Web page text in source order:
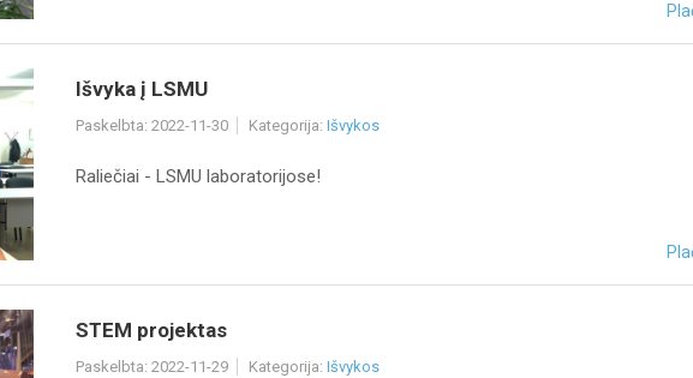
Išvyka į LSMU
Paskelbta: 2022-11-30 Kategorija: Išvykos
Raliečiai - LSMU laboratorijose!
STEM projektas
Paskelbta: 2022-11-29 Kategorija: Išvykos